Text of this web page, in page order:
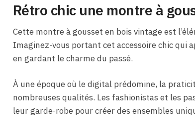
Rétro chic une montre à
Cette montre à gousset en bois vintage est
Imaginez-vous portant cet accessoire chic qui
en gardant le charme du passé.
À une époque où le digital prédomine, la
nombreuses qualités. Les fashionistas et les
leur garde-robe pour créer des ensembles